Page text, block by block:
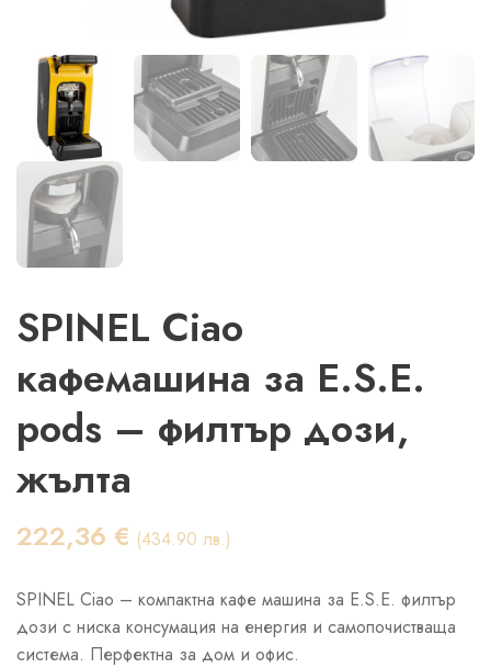
SPINEL Ciao
кафемашина за E.S.E.
pods – филтър дози,
жълта
222,36 € (434.90 лв.)
SPINEL Ciao – компактна кафе машина за E.S.E. филтър
дози с ниска консумация на енергия и самопочистваща
система. Перфектна за дом и офис.